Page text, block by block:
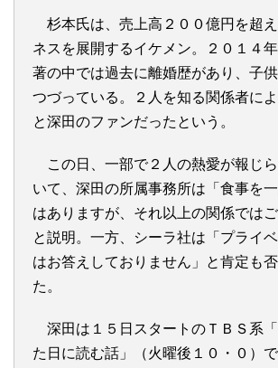
杉本氏は、売上高２００億円を超
ネスを展開するイケメン。２０１４
著の中では過去に離婚歴があり、子
つづっている。２人を知る関係者に
と深田のファンだったという。
この日、一部で２人の熱愛が報じ
いて、深田の所属事務所は「食事を
はありますが、それ以上の関係ではご
と説明。一方、シーラ社は「プライ
はお答えしておりません」と肯定も
た。
深田は１５日スタートのＴＢＳ系
た日に読む話」（火曜後１０・０）